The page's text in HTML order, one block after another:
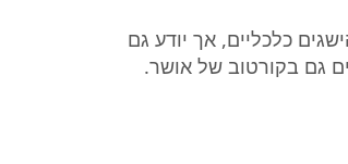
כלכליים, אך יודע גם
גם בקורטוב של אושר.